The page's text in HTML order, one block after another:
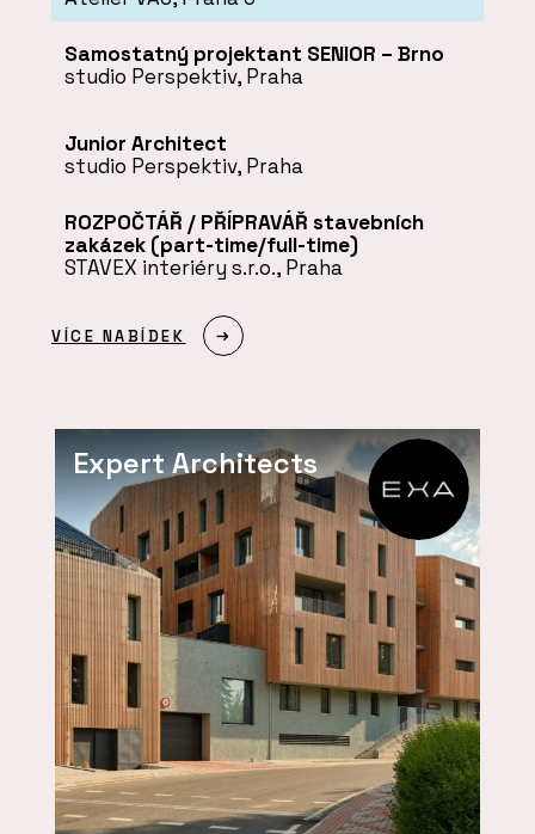
Samostatný projektant SENIOR – Brno
studio Perspektiv, Praha
Junior Architect
studio Perspektiv, Praha
ROZPOČTÁŘ / PŘÍPRAVÁŘ stavebních
zakázek (part-time/full-time)
STAVEX interiéry s.r.o., Praha
VÍCE NABÍDEK
Expert Architects